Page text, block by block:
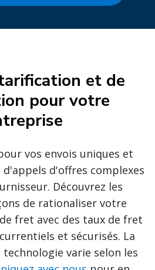
et de
pour votre
vos envois uniques et
d'appels d'offres complexes
Découvrez les
de rationaliser votre
fret avec des taux de fret
et sécurisés. La
varie selon les